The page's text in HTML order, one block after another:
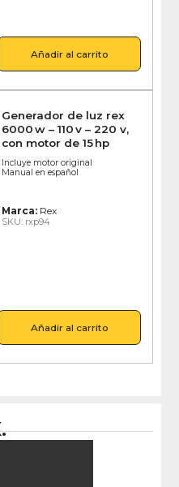
Añadir al carrito
Generador de luz rex
6000 w – 110 v – 220 v,
con motor de 15 hp
Incluye motor original
Manual en español
Marca:Rex
SKU: rxp94
Añadir al carrito